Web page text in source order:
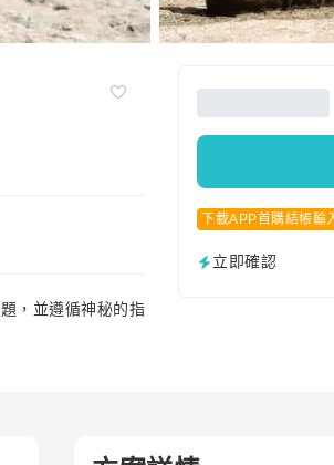
，並遵循神秘的指
下載APP首購結帳
立即確認